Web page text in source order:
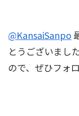
@KansaiSanpo
とうございまし
ので、ぜひフォ